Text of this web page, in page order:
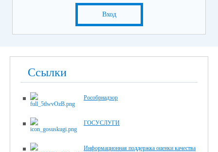
Вход
Ссылки
Рособрнадзор
ГОСУСЛУГИ
Информационная поддержка оценки качества